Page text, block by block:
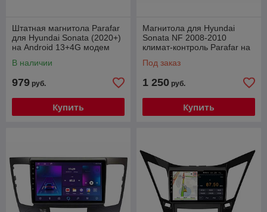
Штатная магнитола Parafar
для Hyundai Sonata (2020+)
на Android 13+4G модем
В наличии
979 руб.
Купить
Магнитола для Hyundai
Sonata NF 2008-2010
климат-контроль Parafar на
Под заказ
1 250 руб.
Купить